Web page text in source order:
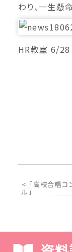
わり、一生懸
HR教室 6/28
< 「高校合唱コ
ル」